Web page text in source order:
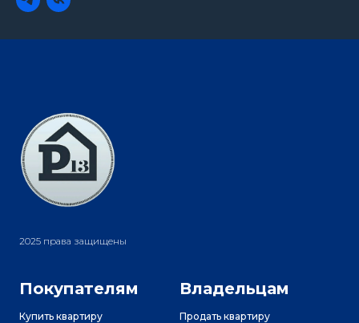
2025 права защищены
Покупателям
Купить квартиру
Владельцам
Продать квартиру